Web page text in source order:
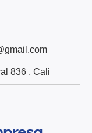
836 , Cali